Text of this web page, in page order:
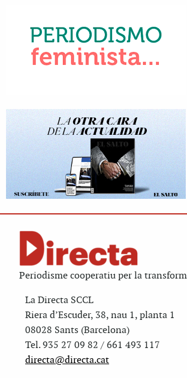
Periodisme cooperatiu per la
La Directa SCCL
Riera d’Escuder, 38, nau 1, planta 1
08028 Sants (Barcelona)
Tel. 935 27 09 82 / 661 493 117
directa@directa.cat